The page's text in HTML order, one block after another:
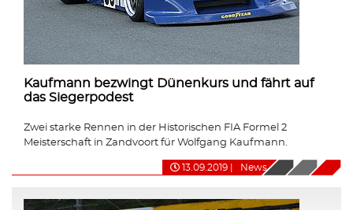
Kaufmann bezwingt Dünenkurs und fährt auf
das Siegerpodest
Zwei starke Rennen in der Historischen FIA Formel 2
Meisterschaft in Zandvoort für Wolfgang Kaufmann.
13.09.2019 News